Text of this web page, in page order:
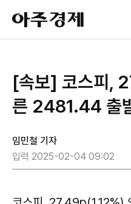
아
주
경
[속보] 코스피,
른 2481.44 출
임민철 기자
입력 2025-02-04 09:02